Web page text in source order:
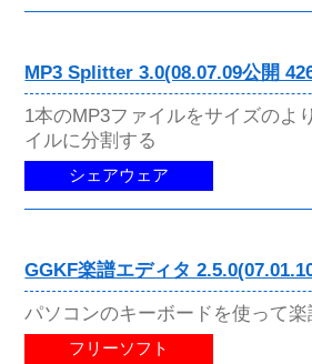
MP3 Splitter 3.0(08.07.09公開
1本のMP3ファイルをサイズのよ
イルに分割する
シェアウェア
GGKF楽譜エディタ
パソコンのキーボードを使って楽
フリーソフト